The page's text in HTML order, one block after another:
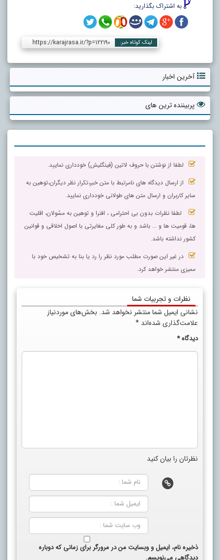
به اشتراک بگذارید:
لینک کوتاه خبر: https://karajrasa.ir/?p=122190
آخرین اخبار
پربیننده ترین های
لطفا از نوشتن با حروف لاتین (فینگلیش) خودداری نمایید.
از ارسال دیدگاه های نامرتبط با متن خبر،تکرار نظر دیگران،توهین به
سایر کاربران و ارسال متن های طولانی خودداری نمایید.
لطفا نظرات بدون بی احترامی ، افترا و توهین به مسٔولان، اقلیت
ها، قومیت ها و ... باشد و به طور کلی مغایرتی با اصول اخلاقی و قوانین
کشور نداشته باشد.
در غیر این صورت مطلب مورد نظر را رد یا بنا به تشخیص خود با
ممیزی منتشر خواهد کرد.
نظرات و تجربیات شما
نشانی ایمیل شما منتشر نخواهد شد. بخش‌های موردنیاز
علامت‌گذاری شده‌اند *
دیدگاه*
نظرتان را بیان کنید
ذخیره نام، ایمیل و وبسایت من در مرورگر برای زمانی که دوباره
دیدگاهی می‌نویسم.